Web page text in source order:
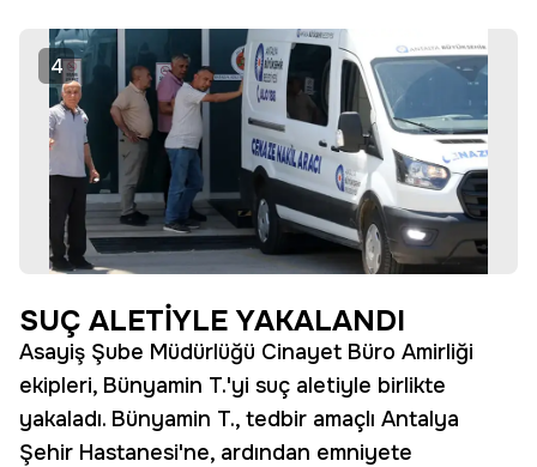
4
SUÇ ALETİYLE YAKALANDI
Asayiş Şube Müdürlüğü Cinayet Büro Amirliği
ekipleri, Bünyamin T.'yi suç aletiyle birlikte
yakaladı. Bünyamin T., tedbir amaçlı Antalya
Şehir Hastanesi'ne, ardından emniyete